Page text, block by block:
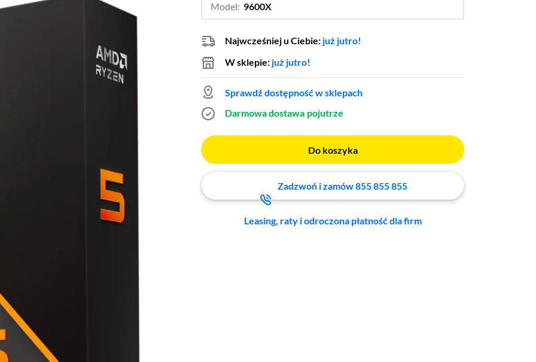
Model: 9600X
8400F,
Najwcześniej u Ciebie: już jutro!
W sklepie: już jutro!
Sprawdź dostępność w sklepach
Darmowa dostawa pojutrze
Do koszyka
Zadzwoń i zamów 855 855 855
Leasing, raty i odroczona płatność dla firm